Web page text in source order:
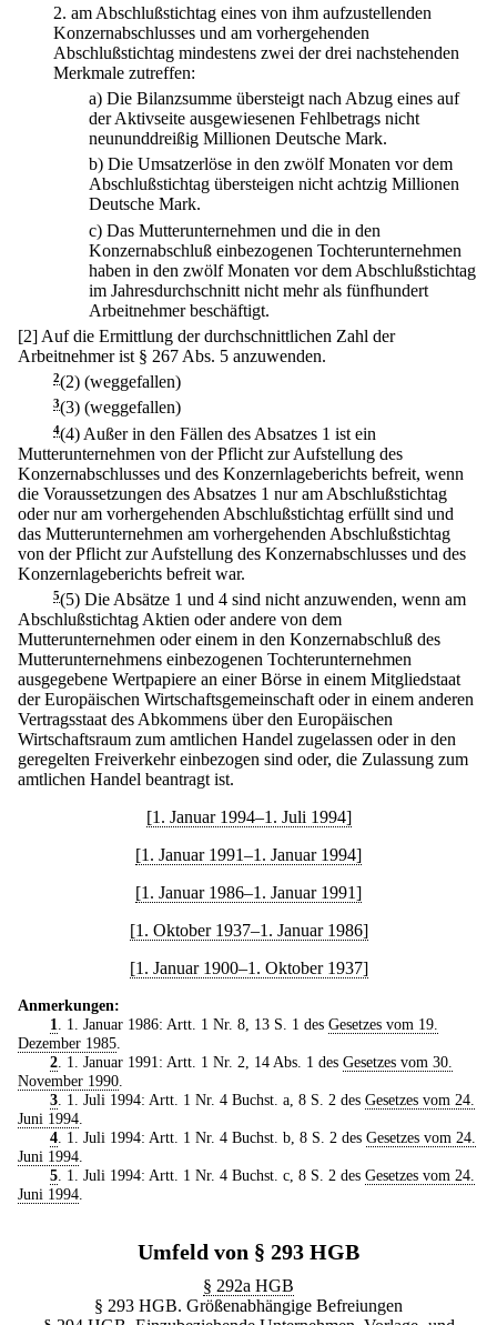
2. am Abschlußstichtag eines von ihm aufzustellenden
Konzernabschlusses und am vorhergehenden
Abschlußstichtag mindestens zwei der drei nachstehenden
Merkmale zutreffen:
a) Die Bilanzsumme übersteigt nach Abzug eines auf
der Aktivseite ausgewiesenen Fehlbetrags nicht
neununddreißig Millionen Deutsche Mark.
b) Die Umsatzerlöse in den zwölf Monaten vor dem
Abschlußstichtag übersteigen nicht achtzig Millionen
Deutsche Mark.
c) Das Mutterunternehmen und die in den
Konzernabschluß einbezogenen Tochterunternehmen
haben in den zwölf Monaten vor dem Abschlußstichtag
im Jahresdurchschnitt nicht mehr als fünfhundert
Arbeitnehmer beschäftigt.
[2] Auf die Ermittlung der durchschnittlichen Zahl der
Arbeitnehmer ist § 267 Abs. 5 anzuwenden.
2(2) (weggefallen)
3(3) (weggefallen)
4(4) Außer in den Fällen des Absatzes 1 ist ein
Mutterunternehmen von der Pflicht zur Aufstellung des
Konzernabschlusses und des Konzernlageberichts befreit, wenn
die Voraussetzungen des Absatzes 1 nur am Abschlußstichtag
oder nur am vorhergehenden Abschlußstichtag erfüllt sind und
das Mutterunternehmen am vorhergehenden Abschlußstichtag
von der Pflicht zur Aufstellung des Konzernabschlusses und des
Konzernlageberichts befreit war.
5(5) Die Absätze 1 und 4 sind nicht anzuwenden, wenn am
Abschlußstichtag Aktien oder andere von dem
Mutterunternehmen oder einem in den Konzernabschluß des
Mutterunternehmens einbezogenen Tochterunternehmen
ausgegebene Wertpapiere an einer Börse in einem Mitgliedstaat
der Europäischen Wirtschaftsgemeinschaft oder in einem anderen
Vertragsstaat des Abkommens über den Europäischen
Wirtschaftsraum zum amtlichen Handel zugelassen oder in den
geregelten Freiverkehr einbezogen sind oder, die Zulassung zum
amtlichen Handel beantragt ist.
[1. Januar 1994–1. Juli 1994]
[1. Januar 1991–1. Januar 1994]
[1. Januar 1986–1. Januar 1991]
[1. Oktober 1937–1. Januar 1986]
[1. Januar 1900–1. Oktober 1937]
Anmerkungen:
1
. 1. Januar 1986: Artt. 1 Nr. 8, 13 S. 1 des Gesetzes vom 19.
Dezember 1985
2. 1. Januar 1991: Artt. 1 Nr. 2, 14 Abs. 1 des Gesetzes vom 30.
November 1990
3. 1. Juli 1994: Artt. 1 Nr. 4 Buchst. a, 8 S. 2 des Gesetzes vom 24.
Juni 1994
4. 1. Juli 1994: Artt. 1 Nr. 4 Buchst. b, 8 S. 2 des Gesetzes vom 24.
Juni 1994
5. 1. Juli 1994: Artt. 1 Nr. 4 Buchst. c, 8 S. 2 des Gesetzes vom 24.
Juni 1994
Umfeld von § 293 HGB
§ 292a HGB
§ 293 HGB. Größenabhängige Befreiungen